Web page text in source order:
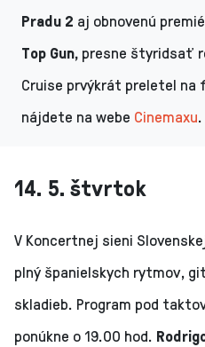
Pradu 2 aj obnovenú
Top Gun, presne štyridsať
Cruise prvýkrát preletel na
nájdete na webe Cinemaxu.
14. 5. štvrtok
V Koncertnej sieni
plný španielskych rytmov,
skladieb. Program pod
ponúkne o 19.00 hod.